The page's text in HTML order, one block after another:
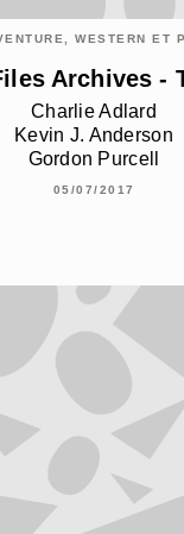
WESTERN ET
Archives -
Charlie Adlard
Kevin J. Anderson
Gordon Purcell
05/07/2017